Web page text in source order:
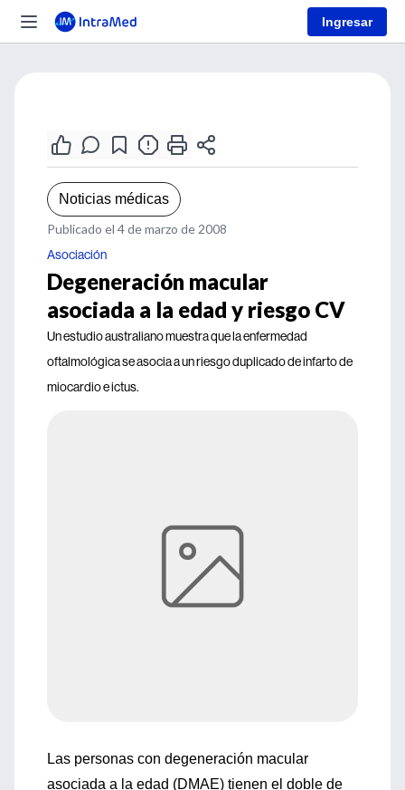
Ingresar
Noticias médicas
Publicado el 4 de marzo de 2008
Asociación
Degeneración macular
asociada a la edad y riesgo CV
Un estudio australiano muestra que la enfermedad
oftalmológica se asocia a un riesgo duplicado de infarto de
miocardio e ictus.
Las personas con degeneración macular
asociada a la edad (DMAE) tienen el doble de